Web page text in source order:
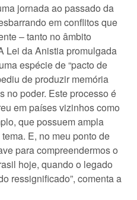
jornada ao passado da
em conflitos que
– tanto no âmbito
Lei da Anistia promulgada
espécie de “pacto de
de produzir memória
no poder. Este processo é
em países vizinhos como
que possuem ampla
E, no meu ponto de
para compreendermos o
hoje, quando o legado
ressignificado”, comenta a